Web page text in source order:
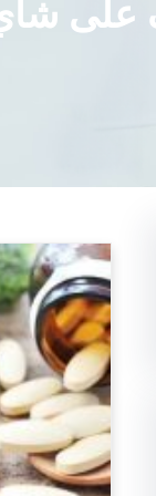
شاي